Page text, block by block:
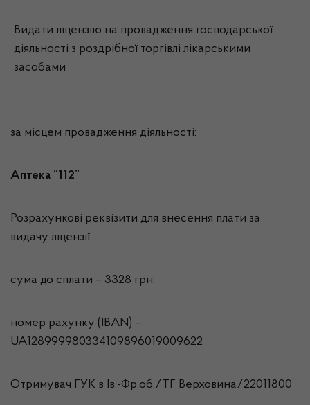
Видати ліцензію на провадження господарської
діяльності з роздрібної торгівлі лікарськими
засобами
за місцем провадження діяльності:
Аптека “112”
Розрахункові реквізити для внесення плати за
видачу ліцензії:
сума до сплати – 3328 грн.
номер рахунку (IBAN) –
UA128999980334109896019009622
Отримувач ГУК в Iв.-Фр.об./ТГ Верховина/22011800